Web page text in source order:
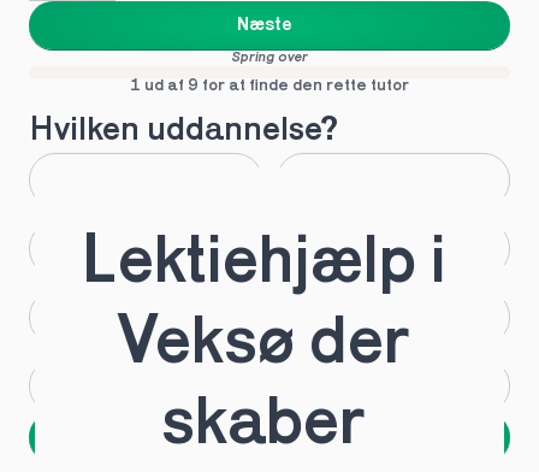
Næste
Spring over
1 ud af 9 for at finde den rette tutor
Hvilken uddannelse?
HTX HF
IB
Næste
Lektiehjælp i
Veksø der
skaber